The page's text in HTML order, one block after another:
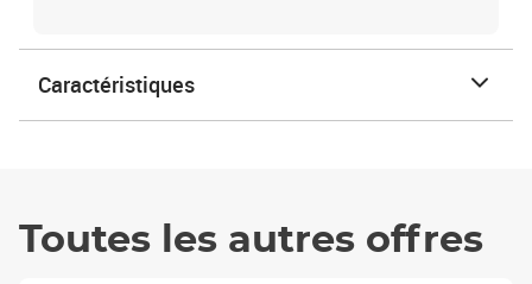
Caractéristiques
Toutes les autres offres